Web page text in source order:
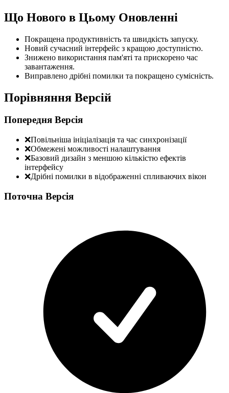
Що Нового в Цьому Оновленні
Покращена продуктивність та швидкість запуску.
Новий сучасний інтерфейс з кращою доступністю.
Знижено використання пам'яті та прискорено час
завантаження.
Виправлено дрібні помилки та покращено сумісність.
Порівняння Версій
Попередня Версія
❌Повільніша ініціалізація та час синхронізації
❌Обмежені можливості налаштування
❌Базовий дизайн з меншою кількістю ефектів
інтерфейсу
❌Дрібні помилки в відображенні спливаючих вікон
Поточна Версія